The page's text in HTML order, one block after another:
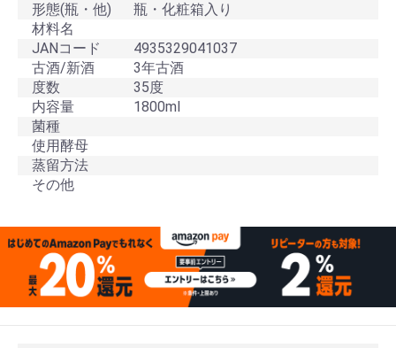
形態(瓶・他)
瓶・化粧箱入り
材料名
JANコード
4935329041037
古酒/新酒
3年古酒
度数
35度
内容量
1800ml
菌種
使用酵母
蒸留方法
その他